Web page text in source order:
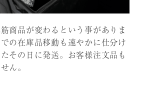
商品が変わるという事がありま
の在庫品移動も速やかに仕分け
その日に発送。お客様注文品も
ん。